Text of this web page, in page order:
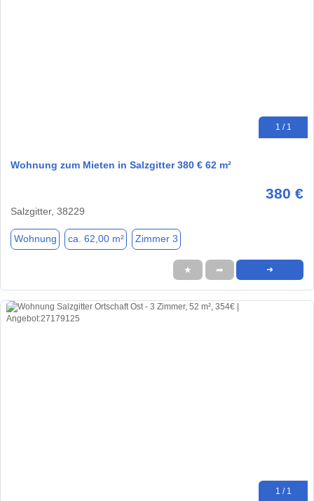
1 / 1
Wohnung zum Mieten in Salzgitter 380 € 62 m²
380 €
Salzgitter, 38229
Wohnung ca. 62,00 m² Zimmer 3
★ ➦ ➜
1 / 1